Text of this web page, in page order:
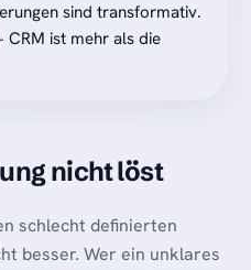
sind transformativ.
CRM ist mehr als die
nicht löst
schlecht definierten
besser. Wer ein unklares